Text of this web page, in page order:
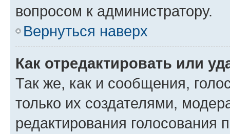
вопросом к администратору.
Вернуться наверх
Как отредактировать или
Так же, как и сообщения,
только их создателями,
редактирования голосования